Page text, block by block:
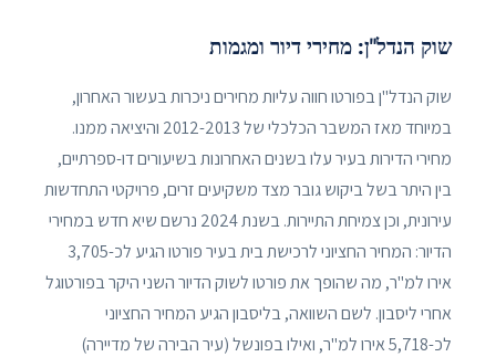
שוק הנדל"ן: מחירי דיור ומגמות
שוק הנדל"ן בפורטו חווה עליות מחירים ניכרות בעשור האחרון,
במיוחד מאז המשבר הכלכלי של 2012-2013 והיציאה ממנו.
מחירי הדירות בעיר עלו בשנים האחרונות בשיעורים דו-ספרתיים,
בין היתר בשל ביקוש גובר מצד משקיעים זרים, פרויקטי התחדשות
עירונית, וכן צמיחת התיירות. בשנת 2024 נרשם שיא חדש במחירי
הדיור: המחיר החציוני לרכישת בית בעיר פורטו הגיע לכ-3,705
אירו למ"ר, מה שהופך את פורטו לשוק הדיור השני היקר בפורטוגל
אחרי ליסבון. לשם השוואה, בליסבון הגיע המחיר החציוני
לכ-5,718 אירו למ"ר, ואילו בפונשל (עיר הבירה של מדיירה)